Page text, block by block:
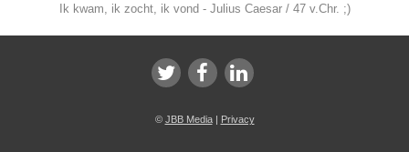
Ik kwam, ik zocht, ik vond - Julius Caesar / 47 v.Chr. ;)
© JBB Media| Privacy